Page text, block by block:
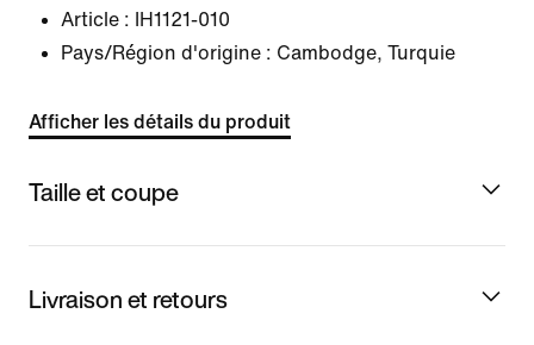
Article :
IH1121-010
Pays/Région d'origine : Cambodge, Turquie
Afficher les détails du produit
Taille et coupe
Livraison et retours